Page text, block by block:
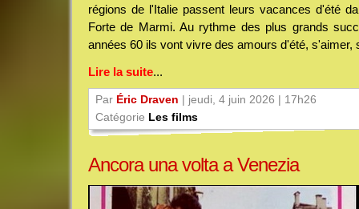
régions de l'Italie passent leurs vacances d'été
Forte de Marmi. Au rythme des plus grands
années 60 ils vont vivre des amours d'été, s'aimer,
Lire la suite...
Par Éric Draven | jeudi, 4 juin 2026 | 17h26
Catégorie Les films
Ancora una volta a Venezia